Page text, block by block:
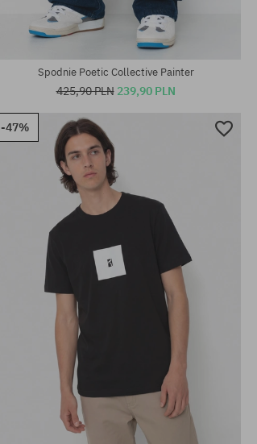
Dostępne rozmiary:
Dostępne rozmiary:
Spodnie Poetic Collective Painter
425,90 PLN 239,90 PLN
-47%